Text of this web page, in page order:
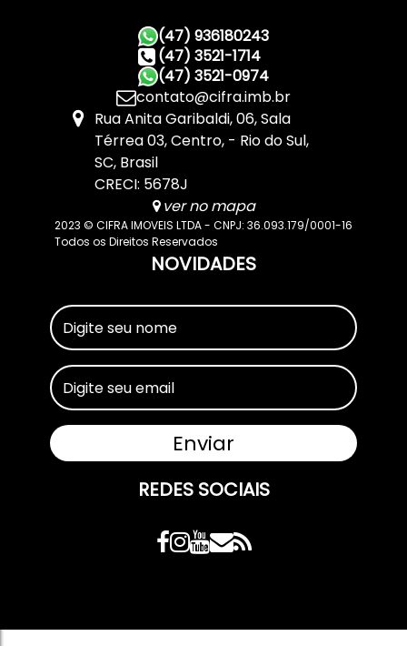
(47) 936180243
(47) 3521-1714
(47) 3521-0974
contato@cifra.imb.br
Rua Anita Garibaldi,06,Sala
Térrea 03,Centro, Rio do Sul,
SC, Brasil
CRECI: 5678J
ver no mapa
2023 © CIFRA IMOVEIS LTDA - CNPJ: 36.093.179/0001-16
Todos os Direitos Reservados
NOVIDADES
REDES SOCIAIS